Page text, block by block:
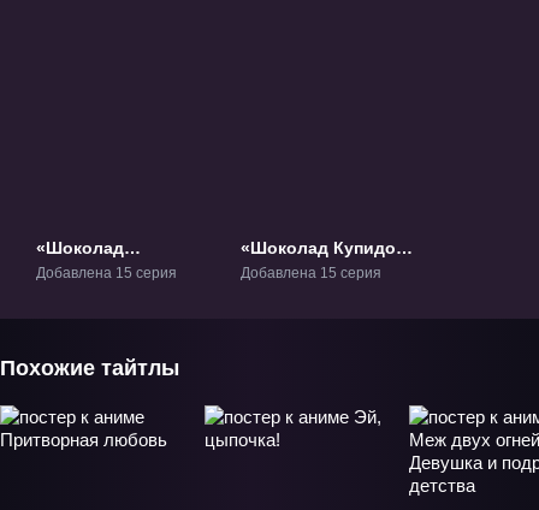
«Шоколад
Купидона» ТВ-1
Добавлена 15 серия
«Шоколад Купидона
2» ТВ-2
Добавлена 15 серия
Похожие тайтлы